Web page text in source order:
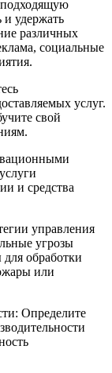
подходящую
и удержать
различных
социальные
услуг.
свой
и средства
управления
угрозы
обработки
или
Определите